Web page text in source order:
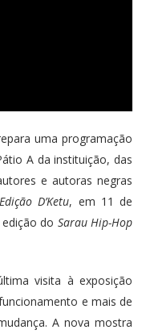
uma programação
A da instituição, das
e autoras negras
D’Ketu, em 11 de
do Sarau Hip-Hop
visita à exposição
e mais de
A nova mostra